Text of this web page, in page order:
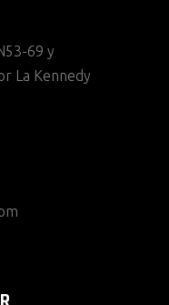
69 y
La Kennedy